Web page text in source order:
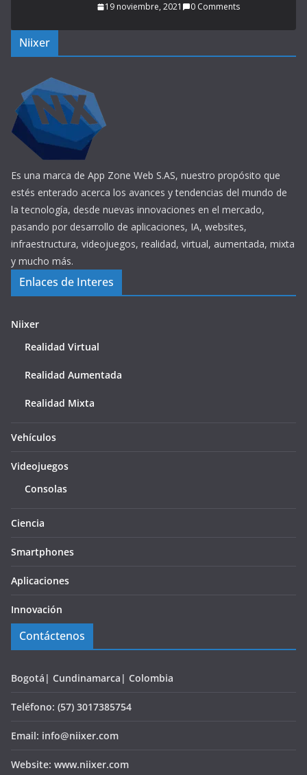
19 noviembre, 2021 0 Comments
Niixer
Es una marca de App Zone Web S.AS, nuestro propósito que
estés enterado acerca los avances y tendencias del mundo de
la tecnología, desde nuevas innovaciones en el mercado,
pasando por desarrollo de aplicaciones, IA, websites,
infraestructura, videojuegos, realidad, virtual, aumentada, mixta
y mucho más.
Enlaces de Interes
Niixer
Realidad Virtual
Realidad Aumentada
Realidad Mixta
Vehículos
Videojuegos
Consolas
Ciencia
Smartphones
Aplicaciones
Innovación
Contáctenos
Bogotá| Cundinamarca| Colombia
Teléfono: (57) 3017385754
Email: info@niixer.com
Website: www.niixer.com